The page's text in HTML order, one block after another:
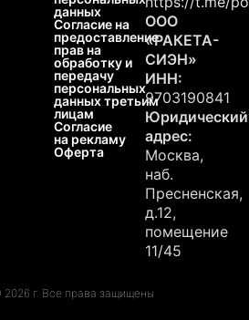
данных
Согласие на
предоставление
прав на
обработку и
передачу
персональных
данных третьим
лицам
Согласие
на рекламу
Оферта
ООО
«РАКЕТА-
СИЭН»
ИНН:
9703190841
Юридический
адрес:
Москва,
наб.
Пресненская,
д.12,
помещение
11/45
2026 г. Все права защищены